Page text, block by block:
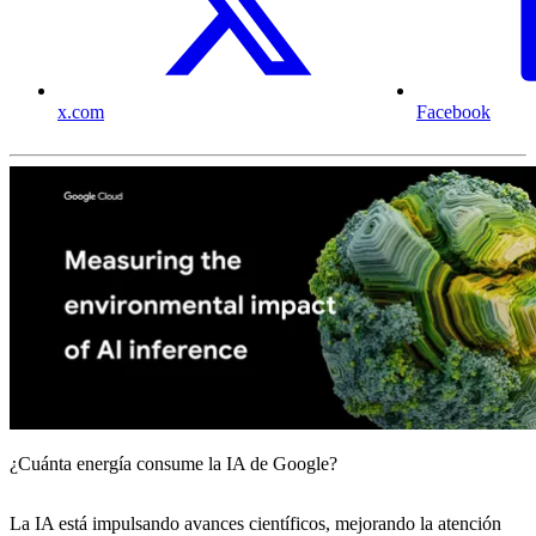
x.com Facebook
¿Cuánta energía consume la IA de Google?
La IA está impulsando avances científicos, mejorando la atención